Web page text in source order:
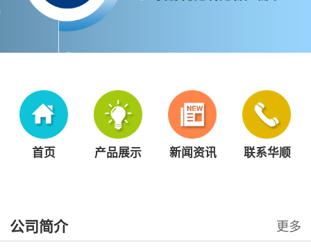
首页 产品展示 新闻资讯 联系华顺
公司简介 更多